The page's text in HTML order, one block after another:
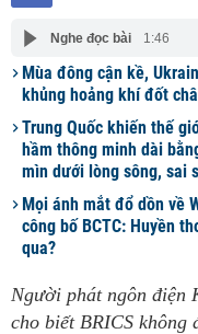
Nghe đọc bài 1:46
Mùa đông cận kề,
khủng hoảng khí đốt
Trung Quốc khiến thế
hầm thông minh dài
mìn dưới lòng sông, sai
Mọi ánh mắt đổ dồn về
công bố BCTC: Huyền
qua?
Người phát ngôn điện
cho biết BRICS không